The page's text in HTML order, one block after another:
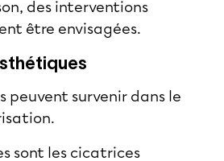
des interventions
être envisagées.
peuvent survenir dans le
sont les cicatrices